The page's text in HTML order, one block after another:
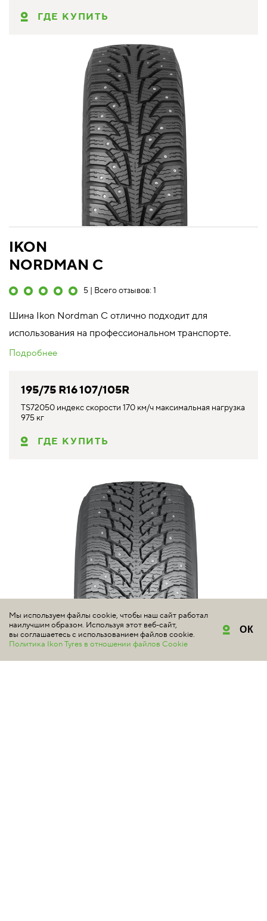
ГДЕ КУПИТЬ
IKON
NORDMAN C
5 | Всего отзывов: 1
Шина Ikon Nordman C отлично подходит для
использования на профессиональном транспорте.
Подробнее
195/75 R16 107/105R
TS72050 индекс скорости 170 км/ч максимальная нагрузка
975 кг
ГДЕ КУПИТЬ
Мы используем файлы cookie, чтобы наш сайт работал
наилучшим образом. Используя этот веб-сайт,
вы соглашаетесь с использованием файлов cookie.
Политика Ikon Tyres в отношении файлов Cookie
ОК